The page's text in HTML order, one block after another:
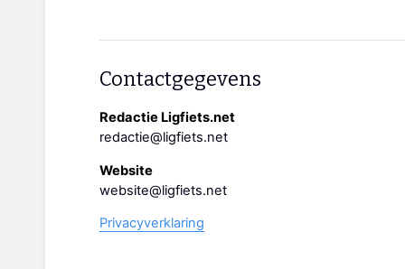
Contactgegevens
Redactie Ligfiets.net
redactie@ligfiets.net
Website
website@ligfiets.net
Privacyverklaring